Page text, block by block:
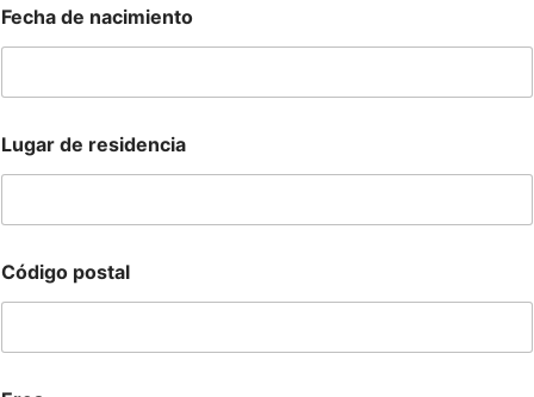
Fecha de nacimiento
Lugar de residencia
Código postal